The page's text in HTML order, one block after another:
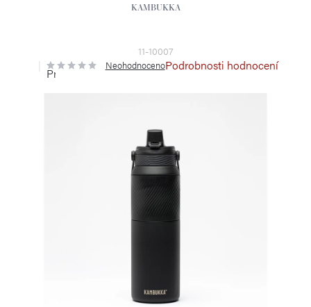
KAMBUKKA
11-10007
Průměrné
hodnocení
NeohodnocenoPodrobnosti hodnocení